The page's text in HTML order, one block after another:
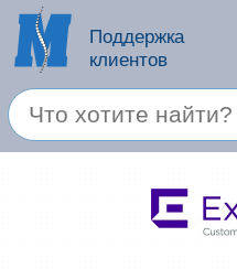
Поддержка
клиентов
Спец. предложение